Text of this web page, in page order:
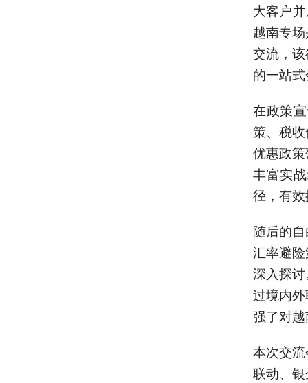
大客户
越南专
交流，
的一站
在政策
策、税
优惠政
丰富实
径，有
随后的
汇率避
深入探
过境内
强了对
本次交
联动、